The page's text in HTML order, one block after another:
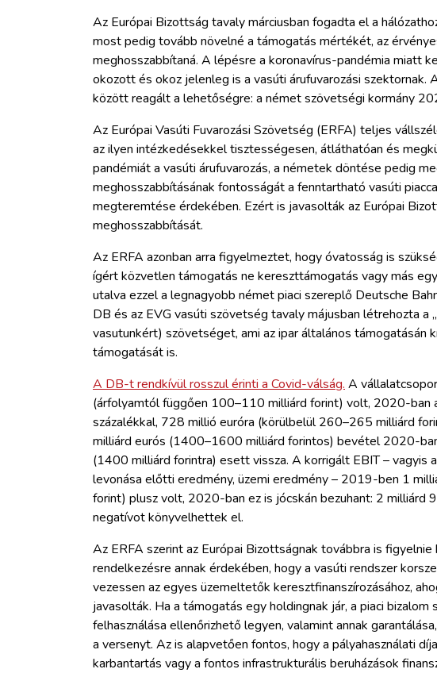
Az Európai Bizottság tavaly márciusban fogadta el a
most pedig tovább növelné a támogatás mértékét, az
meghosszabbítaná. A lépésre a koronavírus-pandémia miatt
okozott és okoz jelenleg is a vasúti árufuvarozási szektornak.
között reagált a lehetőségre: a német szövetségi kormány
Az Európai Vasúti Fuvarozási Szövetség (ERFA) teljes
az ilyen intézkedésekkel tisztességesen, átláthatóan és
pandémiát a vasúti árufuvarozás, a németek döntése pedig
meghosszabbításának fontosságát a fenntartható vasúti
megteremtése érdekében. Ezért is javasolták az Európai
meghosszabbítását.
Az ERFA azonban arra figyelmeztet, hogy óvatosság is
ígért közvetlen támogatás ne kereszttámogatás vagy más
utalva ezzel a legnagyobb német piaci szereplő Deutsche
DB és az EVG vasúti szövetség tavaly májusban létrehozta a
vasutunkért) szövetséget, ami az ipar általános támogatásán
támogatását is.
A DB-t rendkívül rosszul érinti a Covid-válság. A
(árfolyamtól függően 100–110 milliárd forint) volt, 2020-ban
százalékkal, 728 millió euróra (körülbelül 260–265 milliárd
milliárd eurós (1400–1600 milliárd forintos) bevétel 2020-
(1400 milliárd forintra) esett vissza. A korrigált EBIT – vagyis
levonása előtti eredmény, üzemi eredmény – 2019-ben 1
forint) plusz volt, 2020-ban ez is jócskán bezuhant: 2
negatívot könyvelhettek el.
Az ERFA szerint az Európai Bizottságnak továbbra is
rendelkezésre annak érdekében, hogy a vasúti rendszer
vezessen az egyes üzemeltetők keresztfinanszírozásához,
javasolták. Ha a támogatás egy holdingnak jár, a piaci
felhasználása ellenőrizhető legyen, valamint annak
a versenyt. Az is alapvetően fontos, hogy a pályahasználati
karbantartás vagy a fontos infrastrukturális beruházások